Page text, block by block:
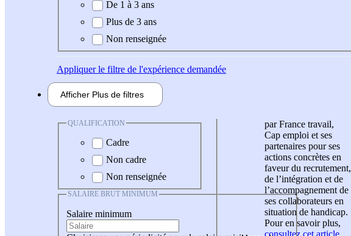
De 1 à 3 ans
Plus de 3 ans
Non renseignée
Appliquerle filtre de l'expérience demandée
Afficher Plus de filtres
QUALIFICATION
Cadre
Non cadre
Non renseignée
SALAIRE BRUT MINIMUM
Salaire minimum
par France travail,
Cap emploi et ses
partenaires pour ses
actions concrètes en
faveur du recrutement,
de l’intégration et de
l’accompagnement de
ses collaborateurs en
situation de handicap.
Pour en savoir plus,
consultez cet article.